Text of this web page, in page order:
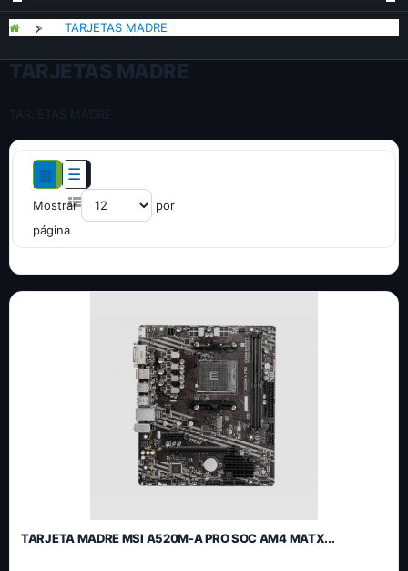
> TARJETAS MADRE
TARJETAS MADRE
TARJETAS MADRE
Mostrar
por
página
TARJETA MADRE MSI A520M-A PRO SOC AM4 MATX...